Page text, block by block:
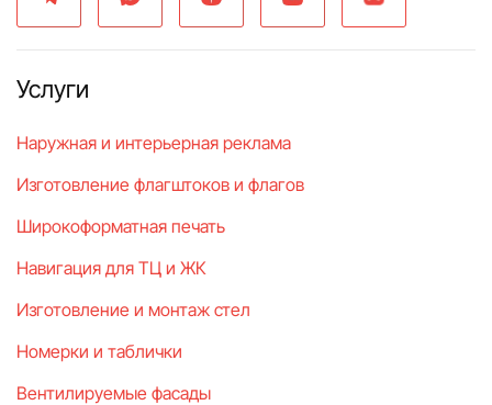
Услуги
Наружная и интерьерная реклама
Изготовление флагштоков и флагов
Широкоформатная печать
Навигация для ТЦ и ЖК
Изготовление и монтаж стел
Номерки и таблички
Вентилируемые фасады